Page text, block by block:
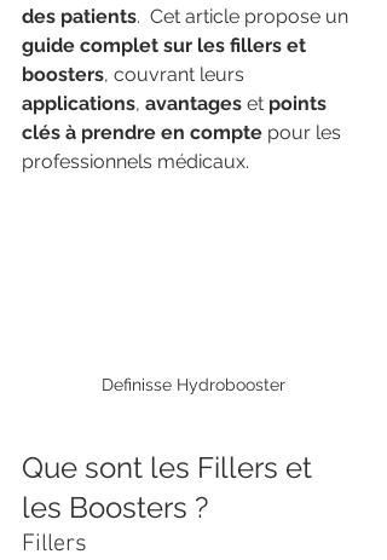
des patients.  Cet article propose un
guide complet sur les fillers et
boosters, couvrant leurs
applications, avantages et points
clés à prendre en compte pour les
professionnels médicaux.
Definisse Hydrobooster
Que sont les Fillers et
les Boosters ?
Fillers